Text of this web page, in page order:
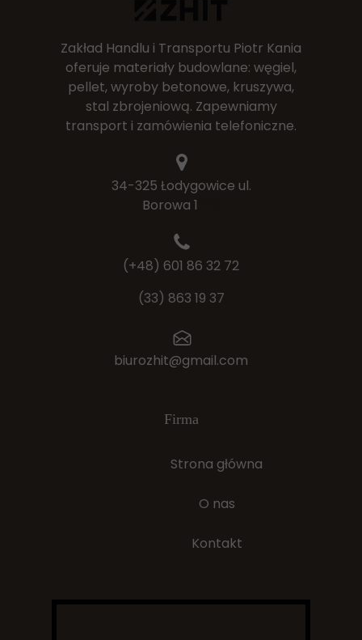
(+48) 601 86 32 72
(33) 863 19 37
biurozhit@gmail.com
34-325 Łodygowice ul.
Borowa 1
Zakład Handlu i Transportu Piotr Kania
oferuje materiały budowlane: węgiel,
pellet, wyroby betonowe, kruszywa,
stal zbrojeniową. Zapewniamy
transport i zamówienia telefoniczne.
Firma
Strona główna
O nas
Kontakt